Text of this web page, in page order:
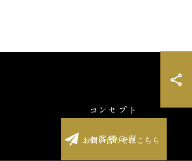
お問い合わせはこちら
コンセプト
お客様の声